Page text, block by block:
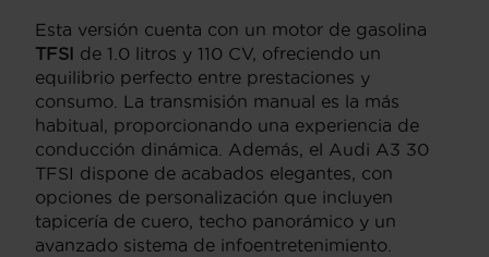
Esta versión cuenta con un motor de gasolina
TFSI de 1.0 litros y 110 CV, ofreciendo un
equilibrio perfecto entre prestaciones y
consumo. La transmisión manual es la más
habitual, proporcionando una experiencia de
conducción dinámica. Además, el Audi A3 30
TFSI dispone de acabados elegantes, con
opciones de personalización que incluyen
tapicería de cuero, techo panorámico y un
avanzado sistema de infoentretenimiento.